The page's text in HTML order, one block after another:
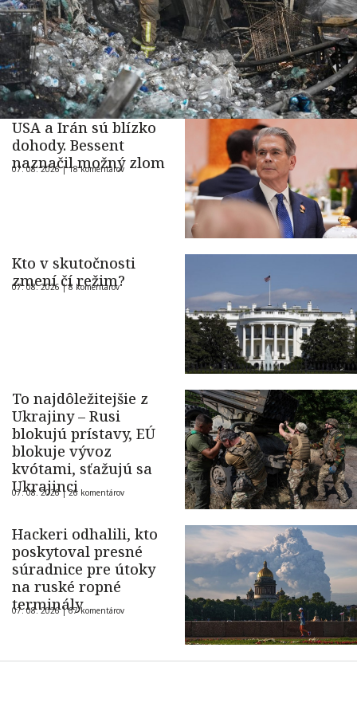
USA a Irán sú blízko
dohody. Bessent
naznačil možný zlom
07. 08. 2026 |18 komentárov
Kto v skutočnosti
zmení čí režim?
07. 08. 2026 |8 komentárov
To najdôležitejšie z
Ukrajiny – Rusi
blokujú prístavy, EÚ
blokuje vývoz
kvótami, sťažujú sa
Ukrajinci
07. 08. 2026 |26 komentárov
Hackeri odhalili, kto
poskytoval presné
súradnice pre útoky
na ruské ropné
terminály
07. 08. 2026 |67 komentárov